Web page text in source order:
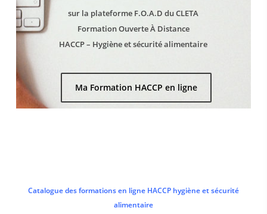
sur la plateforme F.O.A.D du CLETA
Formation Ouverte À Distance
HACCP – Hygiène et sécurité alimentaire
Ma Formation HACCP en ligne
Catalogue des formations en ligne HACCP hygiène et sécurité
alimentaire